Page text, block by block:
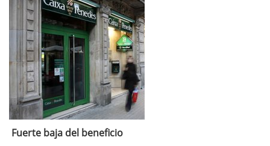
Fuerte baja del beneficio